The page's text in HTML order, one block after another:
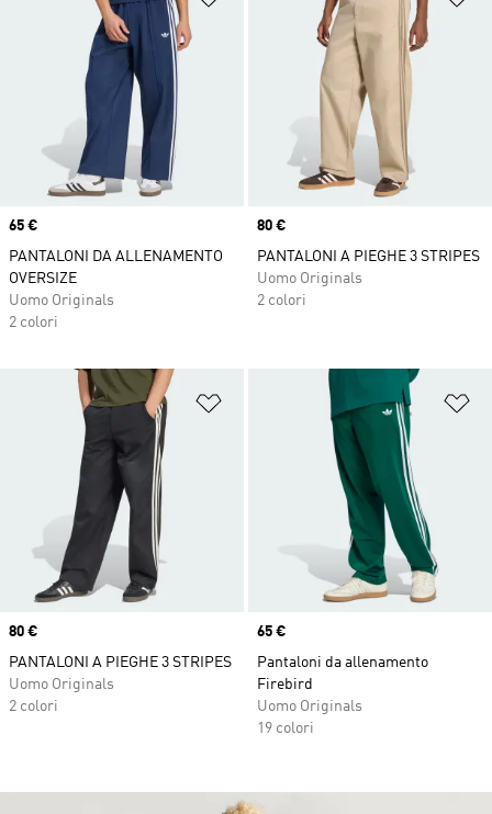
Price
65 €
PANTALONI DA ALLENAMENTO
OVERSIZE
Uomo Originals
2 colori
Price
80 €
PANTALONI A PIEGHE 3 STRIPES
Uomo Originals
2 colori
Aggiungi alla lista dei desideri
Price
80 €
PANTALONI A PIEGHE 3 STRIPES
Uomo Originals
2 colori
Price
65 €
Pantaloni da allenamento
Firebird
Uomo Originals
19 colori